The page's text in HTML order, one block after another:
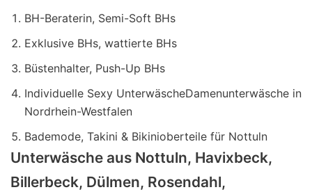
BH-Beraterin, Semi-Soft BHs
Exklusive BHs, wattierte BHs
Büstenhalter, Push-Up BHs
Individuelle Sexy UnterwäscheDamenunterwäsche in
Nordrhein-Westfalen
Bademode, Takini & Bikinioberteile für Nottuln
Unterwäsche aus Nottuln, Havixbeck,
Billerbeck, Dülmen, Rosendahl,